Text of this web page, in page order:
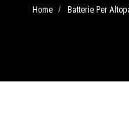
Home / Batterie Per